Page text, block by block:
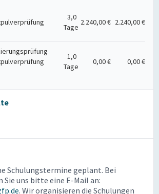
3,0
Tage
2.240,00 € 2.240,00 €
1,0
Tage
0,00 € 0,00 €
Schulungstermine geplant. Bei
Sie uns bitte eine E-Mail an:
. Wir organisieren die Schulungen